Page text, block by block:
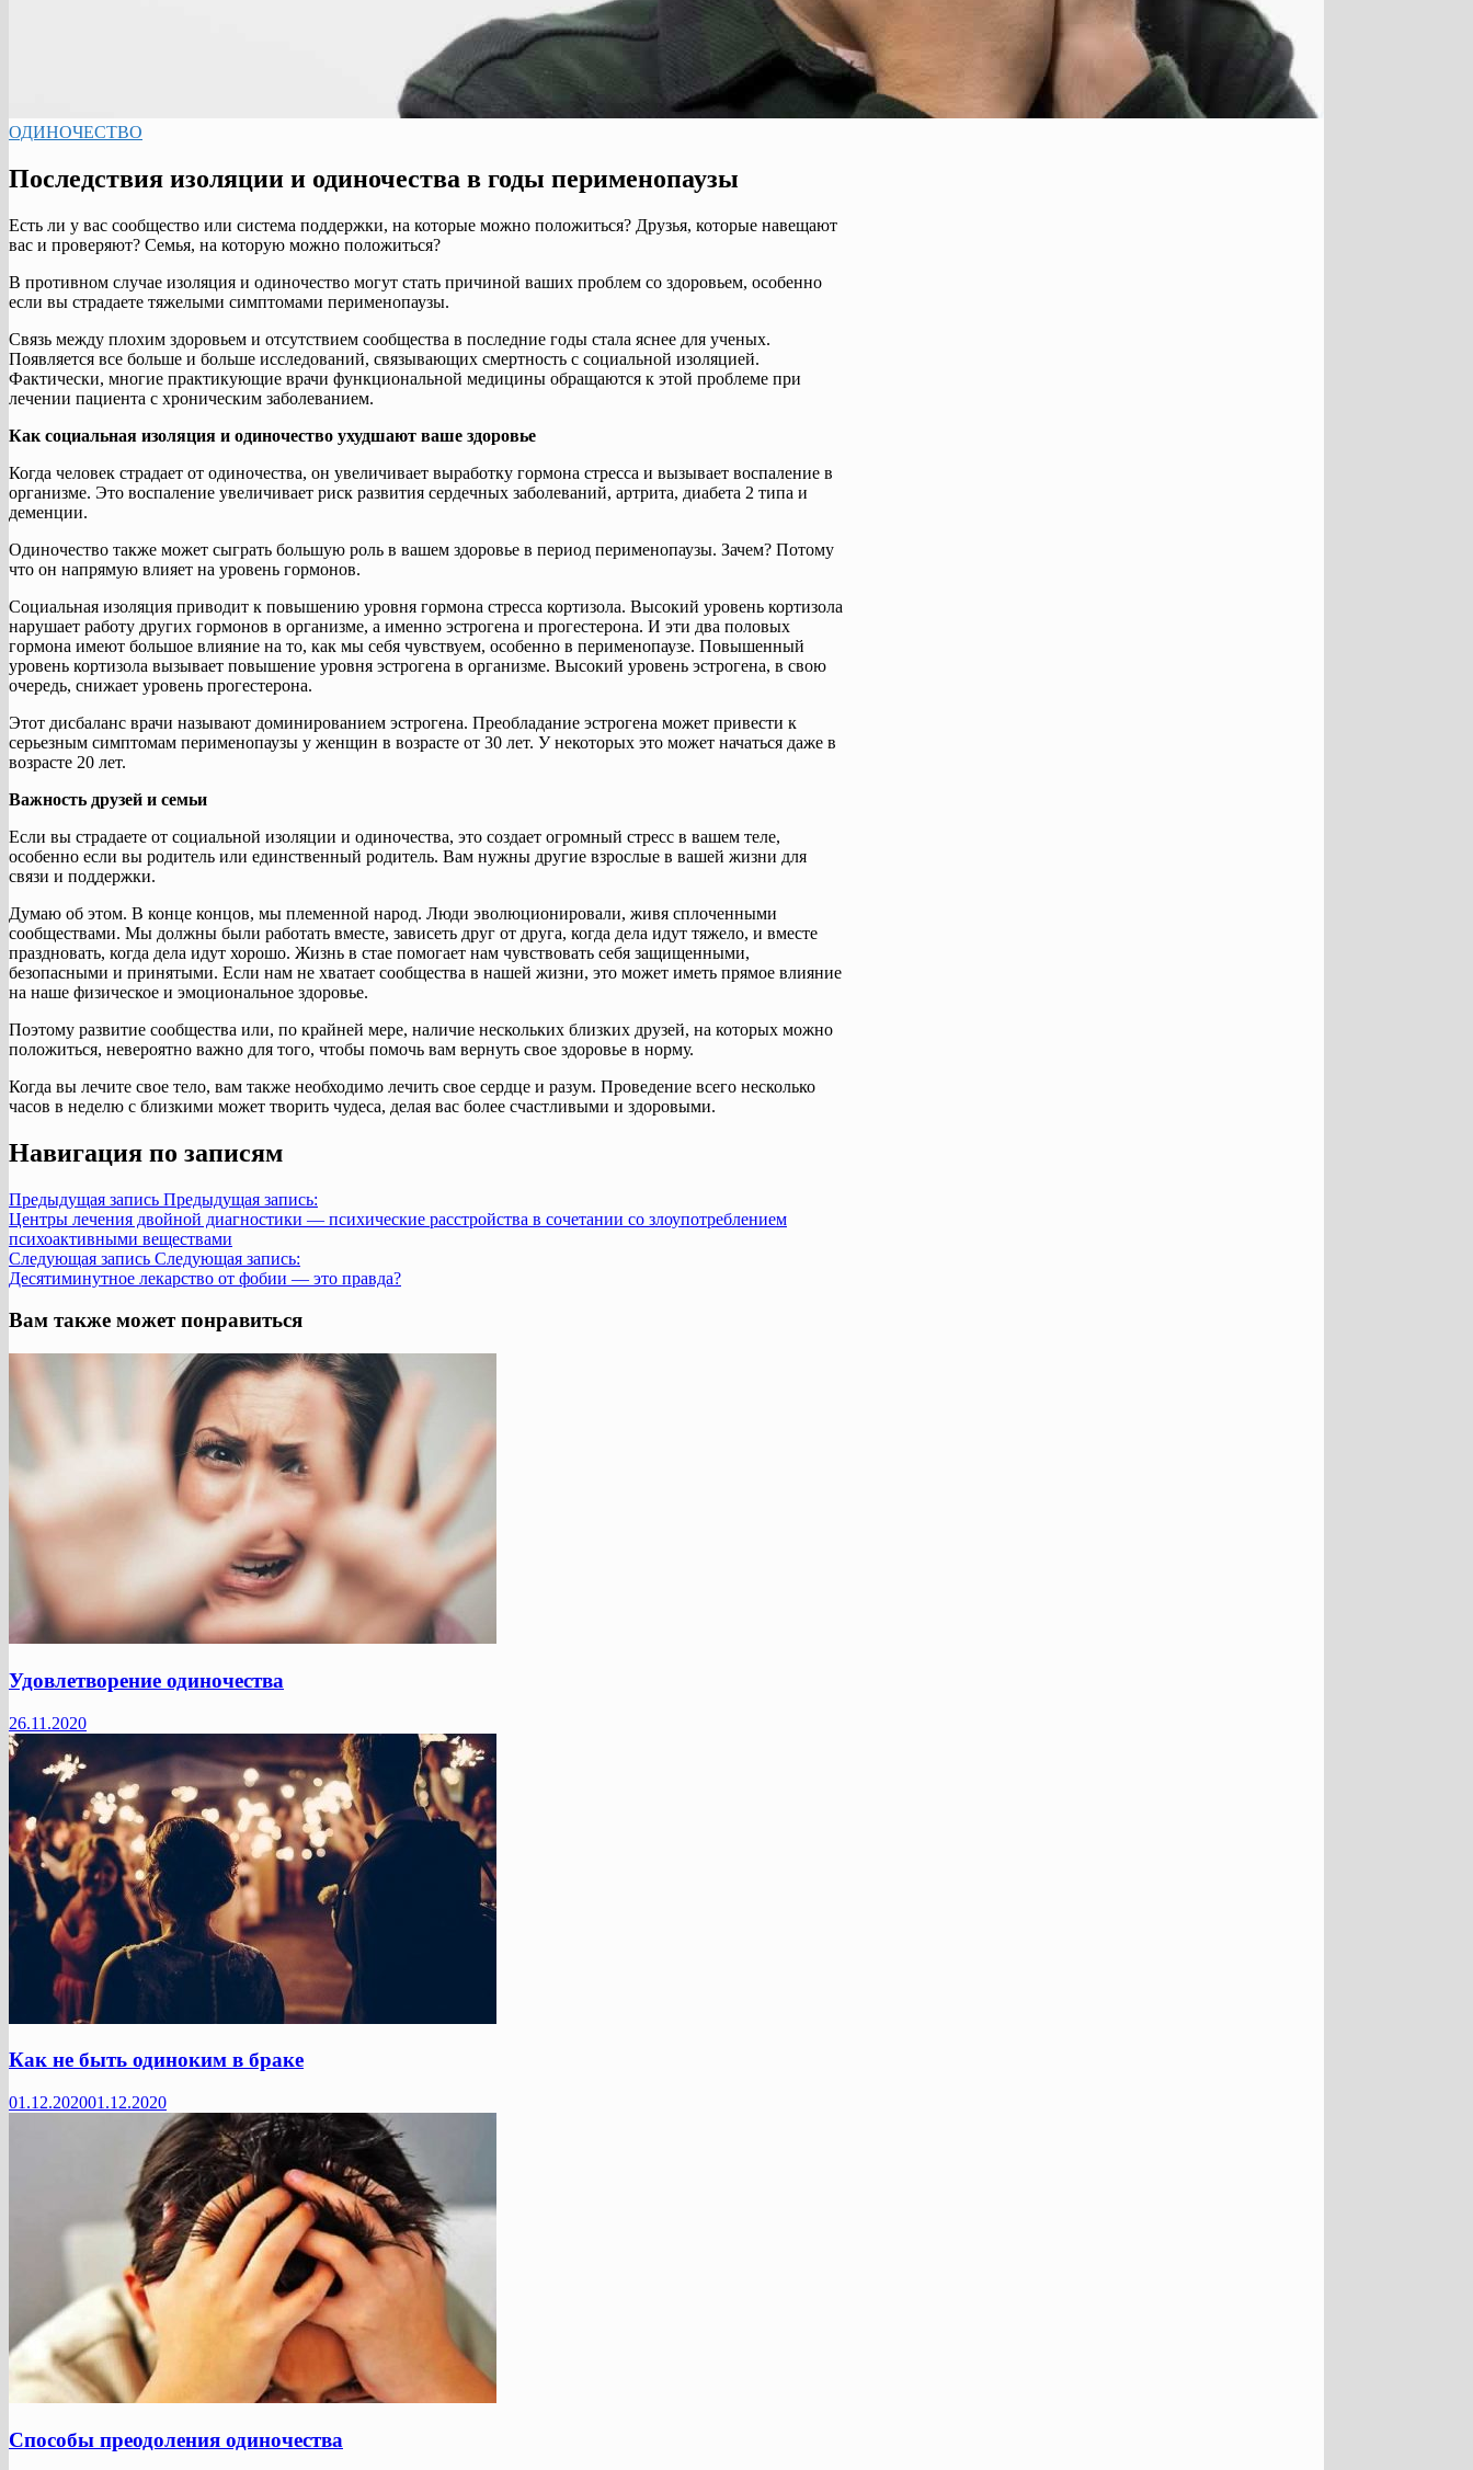
ОДИНОЧЕСТВО
Последствия изоляции и одиночества в годы перименопаузы
Есть ли у вас сообщество или система поддержки, на которые можно положиться? Друзья, которые навещают
вас и проверяют? Семья, на которую можно положиться?
В противном случае изоляция и одиночество могут стать причиной ваших проблем со здоровьем, особенно
если вы страдаете тяжелыми симптомами перименопаузы.
Связь между плохим здоровьем и отсутствием сообщества в последние годы стала яснее для ученых.
Появляется все больше и больше исследований, связывающих смертность с социальной изоляцией.
Фактически, многие практикующие врачи функциональной медицины обращаются к этой проблеме при
лечении пациента с хроническим заболеванием.
Как социальная изоляция и одиночество ухудшают ваше здоровье
Когда человек страдает от одиночества, он увеличивает выработку гормона стресса и вызывает воспаление в
организме. Это воспаление увеличивает риск развития сердечных заболеваний, артрита, диабета 2 типа и
деменции.
Одиночество также может сыграть большую роль в вашем здоровье в период перименопаузы. Зачем? Потому
что он напрямую влияет на уровень гормонов.
Социальная изоляция приводит к повышению уровня гормона стресса кортизола. Высокий уровень кортизола
нарушает работу других гормонов в организме, а именно эстрогена и прогестерона. И эти два половых
гормона имеют большое влияние на то, как мы себя чувствуем, особенно в перименопаузе. Повышенный
уровень кортизола вызывает повышение уровня эстрогена в организме. Высокий уровень эстрогена, в свою
очередь, снижает уровень прогестерона.
Этот дисбаланс врачи называют доминированием эстрогена. Преобладание эстрогена может привести к
серьезным симптомам перименопаузы у женщин в возрасте от 30 лет. У некоторых это может начаться даже в
возрасте 20 лет.
Важность друзей и семьи
Если вы страдаете от социальной изоляции и одиночества, это создает огромный стресс в вашем теле,
особенно если вы родитель или единственный родитель. Вам нужны другие взрослые в вашей жизни для
связи и поддержки.
Думаю об этом. В конце концов, мы племенной народ. Люди эволюционировали, живя сплоченными
сообществами. Мы должны были работать вместе, зависеть друг от друга, когда дела идут тяжело, и вместе
праздновать, когда дела идут хорошо. Жизнь в стае помогает нам чувствовать себя защищенными,
безопасными и принятыми. Если нам не хватает сообщества в нашей жизни, это может иметь прямое влияние
на наше физическое и эмоциональное здоровье.
Поэтому развитие сообщества или, по крайней мере, наличие нескольких близких друзей, на которых можно
положиться, невероятно важно для того, чтобы помочь вам вернуть свое здоровье в норму.
Когда вы лечите свое тело, вам также необходимо лечить свое сердце и разум. Проведение всего несколько
часов в неделю с близкими может творить чудеса, делая вас более счастливыми и здоровыми.
Навигация по записям
Предыдущая запись Предыдущая запись:
Центры лечения двойной диагностики — психические расстройства в сочетании со злоупотреблением
психоактивными веществами
Следующая запись Следующая запись:
Десятиминутное лекарство от фобии — это правда?
Вам также может понравиться
Удовлетворение одиночества
26.11.2020
Как не быть одиноким в браке
01.12.202001.12.2020
Способы преодоления одиночества